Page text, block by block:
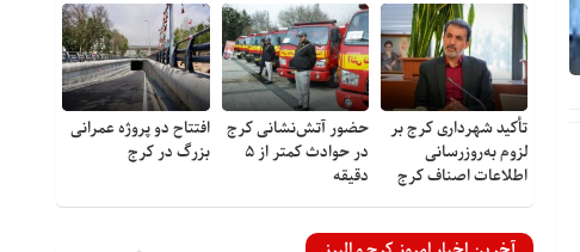
تأکید شهرداری کرج بر
لزوم به‌روزرسانی
اطلاعات اصناف کرج
حضور آتش‌نشانی کرج
در حوادث کمتر از ۵
دقیقه
افتتاح دو پروژه عمرانی
بزرگ در کرج